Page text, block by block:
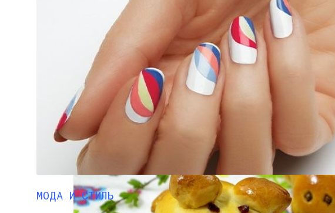
Какие Растения Сажать Для Удачи, Любви И Богатства
Маникюр С Идеальным Красным Лаком «баловница»
Хребты Лосося В Томатном Кляре
МОДА И СТИЛЬ